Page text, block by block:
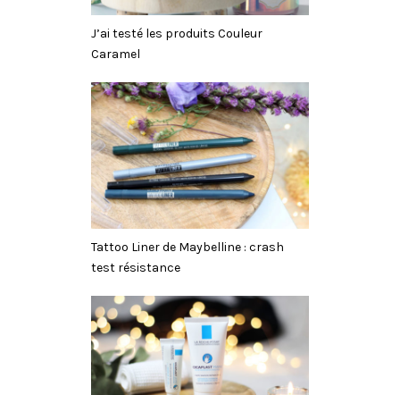
J’ai testé les produits Couleur
Caramel
Tattoo Liner de Maybelline : crash
test résistance